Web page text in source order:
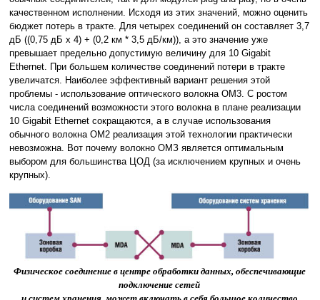
качественном исполнении. Исходя из этих значений, можно оценить
бюджет потерь в тракте. Для четырех соединений он составляет 3,7
дБ ((0,75 дБ x 4) + (0,2 км * 3,5 дБ/км)), а это значение уже
превышает предельно допустимую величину для 10 Gigabit
Ethernet. При большем количестве соединений потери в тракте
увеличатся. Наиболее эффективный вариант решения этой
проблемы - использование оптического волокна OM3. С ростом
числа соединений возможности этого волокна в плане реализации
10 Gigabit Ethernet сокращаются, а в случае использования
обычного волокна OM2 реализация этой технологии практически
невозможна. Вот почему волокно ОМЗ является оптимальным
выбором для большинства ЦОД (за исключением крупных и очень
крупных).
Физическое соединение в центре обработки данных, обеспечивающие
подключение сетей